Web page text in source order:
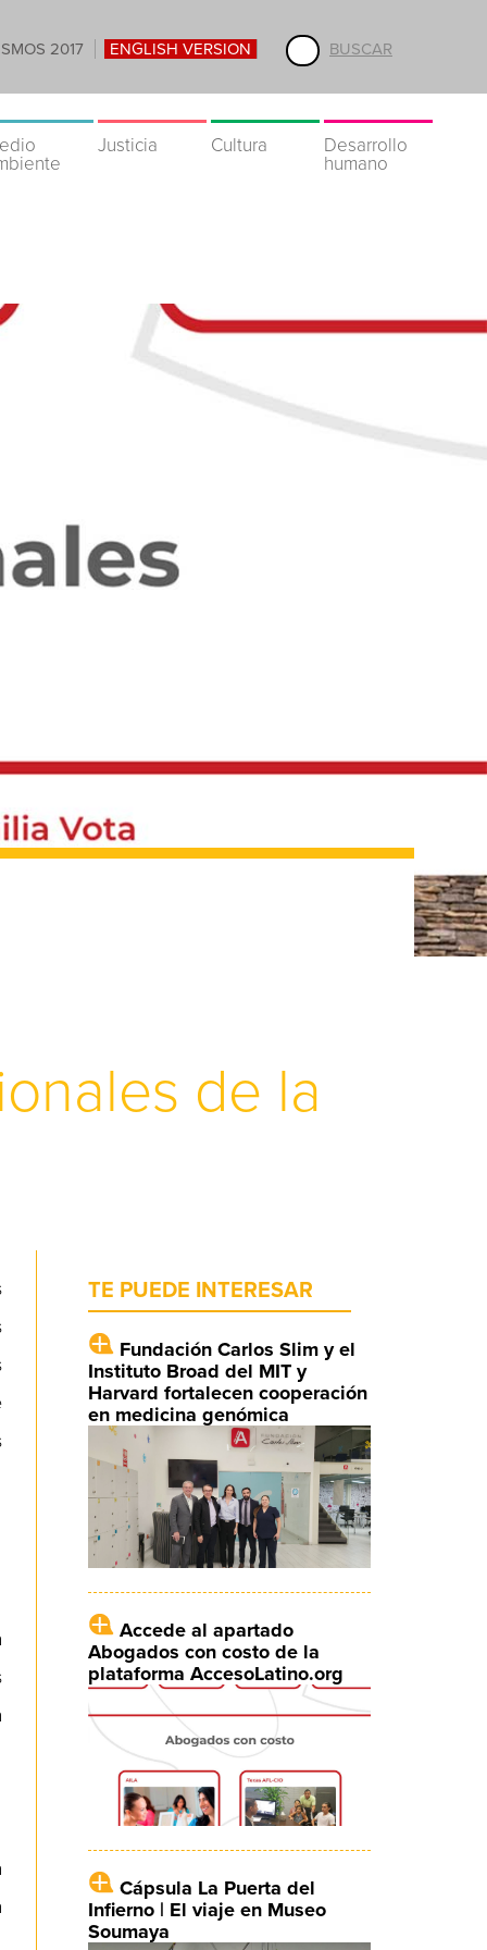
BUSCAR
2017 ENGLISH VERSION
Justicia Cultura
Desarrollo
humano
de la
TE PUEDE INTERESAR
Fundación Carlos Slim y el
Instituto Broad del MIT y
Harvard fortalecen cooperación
en medicina genómica
Accede al apartado
Abogados con costo de la
plataforma AccesoLatino.org
Cápsula La Puerta del
Infierno | El viaje en Museo
Soumaya